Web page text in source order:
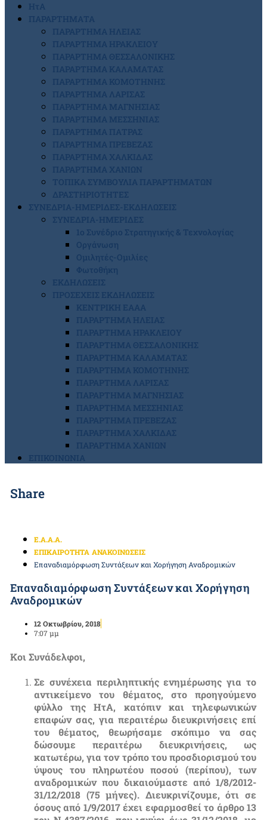
ΗτΑ
ΠΑΡΑΡΤΗΜΑΤΑ
ΠΑΡΑΡΤΗΜΑ ΗΛΕΙΑΣ
ΠΑΡΑΡΤΗΜΑ ΗΡΑΚΛΕΙΟΥ
ΠΑΡΑΡΤΗΜΑ ΘΕΣΣΑΛΟΝΙΚΗΣ
ΠΑΡΑΡΤΗΜΑ ΚΑΛΑΜΑΤΑΣ
ΠΑΡΑΡΤΗΜΑ ΚΟΜΟΤΗΝΗΣ
ΠΑΡΑΡΤΗΜΑ ΛΑΡΙΣΑΣ
ΠΑΡΑΡΤΗΜΑ ΜΑΓΝΗΣΙΑΣ
ΠΑΡΑΡΤΗΜΑ ΜΕΣΣΗΝΙΑΣ
ΠΑΡΑΡΤΗΜΑ ΠΑΤΡΑΣ
ΠΑΡΑΡΤΗΜΑ ΠΡΕΒΕΖΑΣ
ΠΑΡΑΡΤΗΜΑ ΧΑΛΚΙΔΑΣ
ΠΑΡΑΡΤΗΜΑ ΧΑΝΙΩΝ
ΤΟΠΙΚΑ ΣΥΜΒΟΥΛΙΑ ΠΑΡΑΡΤΗΜΑΤΩΝ
ΔΡΑΣΤΗΡΙΟΤΗΤΕΣ
ΣΥΝΕΔΡΙΑ-ΗΜΕΡΙΔΕΣ-ΕΚΔΗΛΩΣΕΙΣ
ΣΥΝΕΔΡΙΑ-ΗΜΕΡΙΔΕΣ
1ο Συνέδριο Στρατηγικής & Τεχνολογίας
Οργάνωση
Ομιλητές-Ομιλίες
Φωτοθήκη
ΕΚΔΗΛΩΣΕΙΣ
ΠΡΟΣΕΧΕΙΣ ΕΚΔΗΛΩΣΕΙΣ
ΚΕΝΤΡΙΚΗ ΕΑΑΑ
ΠΑΡΑΡΤΗΜΑ ΗΛΕΙΑΣ
ΠΑΡΑΡΤΗΜΑ ΗΡΑΚΛΕΙΟΥ
ΠΑΡΑΡΤΗΜΑ ΘΕΣΣΑΛΟΝΙΚΗΣ
ΠΑΡΑΡΤΗΜΑ ΚΑΛΑΜΑΤΑΣ
ΠΑΡΑΡΤΗΜΑ ΚΟΜΟΤΗΝΗΣ
ΠΑΡΑΡΤΗΜΑ ΛΑΡΙΣΑΣ
ΠΑΡΑΡΤΗΜΑ ΜΑΓΝΗΣΙΑΣ
ΠΑΡΑΡΤΗΜΑ ΜΕΣΣΗΝΙΑΣ
ΠΑΡΑΡΤΗΜΑ ΠΡΕΒΕΖΑΣ
ΠΑΡΑΡΤΗΜΑ ΧΑΛΚΙΔΑΣ
ΠΑΡΑΡΤΗΜΑ ΧΑΝΙΩΝ
ΕΠΙΚΟΙΝΩΝΙΑ
Share
Ε.Α.Α.Α.
ΕΠΙΚΑΙΡΟΤΗΤΑ ΑΝΑΚΟΙΝΩΣΕΙΣ
Επαναδιαμόρφωση Συντάξεων και Χορήγηση Αναδρομικών
Επαναδιαμόρφωση Συντάξεων και Χορήγηση
Αναδρομικών
12 Οκτωβρίου, 2018
7:07 μμ
Κοι Συνάδελφοι,
Σε συνέχεια περιληπτικής ενημέρωσης για το
αντικείμενο του θέματος, στο προηγούμενο
φύλλο της ΗτΑ, κατόπιν και τηλεφωνικών
επαφών σας, για περαιτέρω διευκρινήσεις επί
του θέματος, θεωρήσαμε σκόπιμο να σας
δώσουμε περαιτέρω διευκρινήσεις, ως
κατωτέρω, για τον τρόπο του προσδιορισμού του
ύψους του πληρωτέου ποσού (περίπου), των
αναδρομικών που δικαιούμαστε από 1/8/2012-
31/12/2018 (75 μήνες). Διευκρινίζουμε, ότι σε
όσους από 1/9/2017 έχει εφαρμοσθεί το άρθρο 13